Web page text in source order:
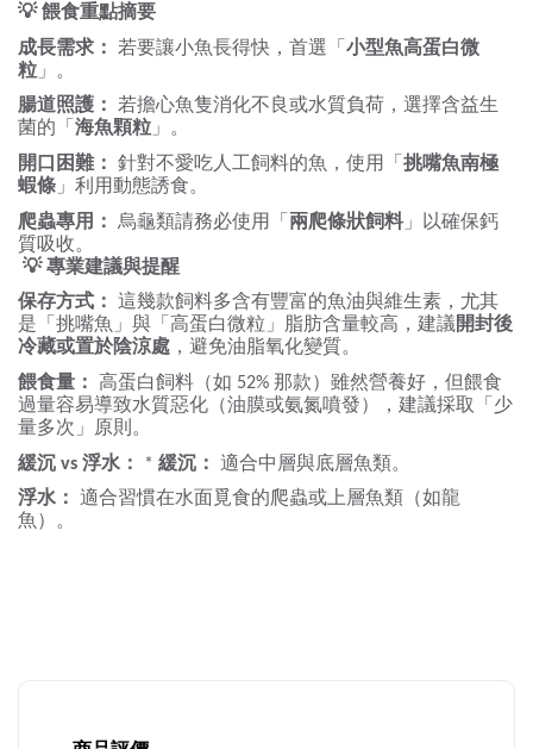
💡 餵食重點摘要
成長需求：
若要讓小魚長得快，首選「 小型魚高蛋白微
粒 」。
腸道照護： 若擔心魚隻消化不良或水質負荷，選擇含益生
菌的「 海魚顆粒 」。
開口困難： 針對不愛吃人工飼料的魚，使用「 挑嘴魚南極
蝦條 」利用動態誘食。
爬蟲專用：
烏龜類請務必使用「 兩爬條狀飼料 」以確保鈣
質吸收。
💡 專業建議與提醒
保存方式： 這幾款飼料多含有豐富的魚油與維生素，尤其
是「挑嘴魚」與「高蛋白微粒」脂肪含量較高，建議開封後
冷藏或置於陰涼處 ，避免油脂氧化變質。
餵食量： 高蛋白飼料（如 52% 那款）雖然營養好，但餵食
過量容易導致水質惡化（油膜或氨氮噴發），建議採取「少
量多次」原則。
緩沉 vs 浮水： * 緩沉： 適合中層與底層魚類。
浮水： 適合習慣在水面覓食的爬蟲或上層魚類（如龍
魚）。